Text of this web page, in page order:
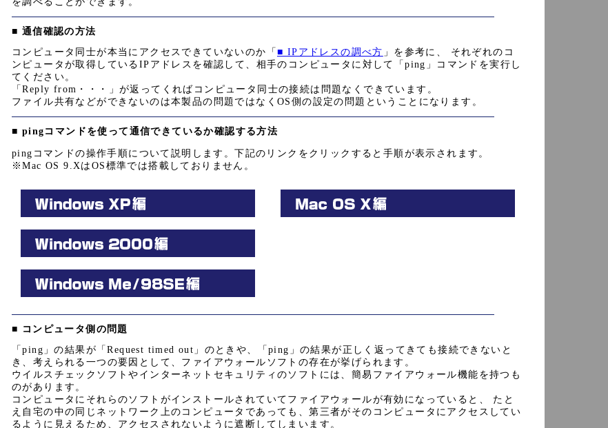
■ 通信確認の方法
コンピュータ同士が本当にアクセスできていないのか「 ■ IPアドレスの調べ方 」を参考に、 それぞれのコ
ンピュータが取得しているIPアドレスを確認して、相手のコンピュータに対して「ping」コマンドを実行し
てください。
「Reply from・・・」が返ってくればコンピュータ同士の接続は問題なくできています。
ファイル共有などができないのは本製品の問題ではなくOS側の設定の問題ということになります。
■ pingコマンドを使って通信できているか確認する方法
pingコマンドの操作手順について説明します。下記のリンクをクリックすると手順が表示されます。
※Mac OS 9.XはOS標準では搭載しておりません。
■ コンピュータ側の問題
「ping」の結果が「Request timed out」のときや、「ping」の結果が正しく返ってきても接続できないと
き、考えられる一つの要因として、ファイアウォールソフトの存在が挙げられます。
ウイルスチェックソフトやインターネットセキュリティのソフトには、簡易ファイアウォール機能を持つも
のがあります。
コンピュータにそれらのソフトがインストールされていてファイアウォールが有効になっていると、 たと
え自宅の中の同じネットワーク上のコンピュータであっても、第三者がそのコンピュータにアクセスしてい
るように見えるため、アクセスされないように遮断してしまいます。